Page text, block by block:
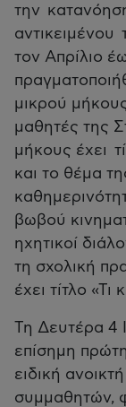
την
τον Απρίλιο
μικρού
μαθητές της
μήκους έχει
και το θέμα
βωβού
ηχητικοί
τη σχολική
έχει τίτλο
Τη Δευτέρα 4
επίσημη
ειδική
συμμαθητών,